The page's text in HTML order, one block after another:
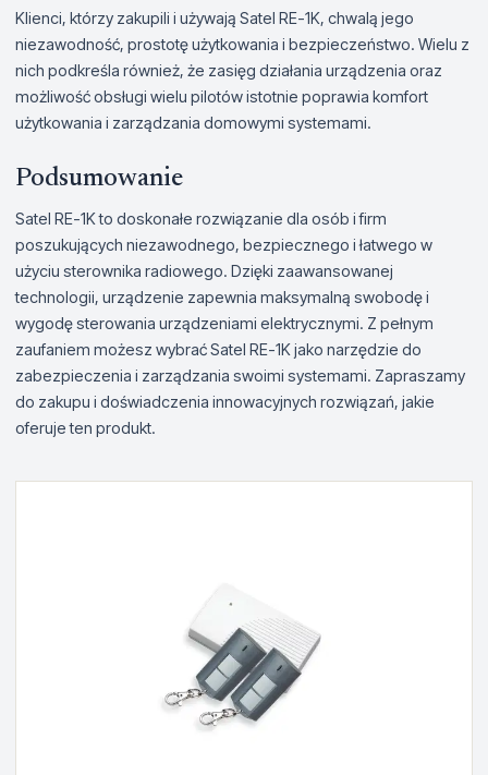
Klienci, którzy zakupili i używają Satel RE-1K, chwalą jego
niezawodność, prostotę użytkowania i bezpieczeństwo. Wielu z
nich podkreśla również, że zasięg działania urządzenia oraz
możliwość obsługi wielu pilotów istotnie poprawia komfort
użytkowania i zarządzania domowymi systemami.
Podsumowanie
Satel RE-1K to doskonałe rozwiązanie dla osób i firm
poszukujących niezawodnego, bezpiecznego i łatwego w
użyciu sterownika radiowego. Dzięki zaawansowanej
technologii, urządzenie zapewnia maksymalną swobodę i
wygodę sterowania urządzeniami elektrycznymi. Z pełnym
zaufaniem możesz wybrać Satel RE-1K jako narzędzie do
zabezpieczenia i zarządzania swoimi systemami. Zapraszamy
do zakupu i doświadczenia innowacyjnych rozwiązań, jakie
oferuje ten produkt.